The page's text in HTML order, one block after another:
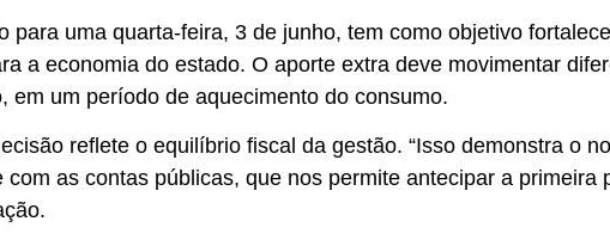
para uma quarta-feira, 3 de junho, tem como objetivo
a economia do estado. O aporte extra deve movimentar
em um período de aquecimento do consumo.
reflete o equilíbrio fiscal da gestão. “Isso demonstra o
as contas públicas, que nos permite antecipar a primeira